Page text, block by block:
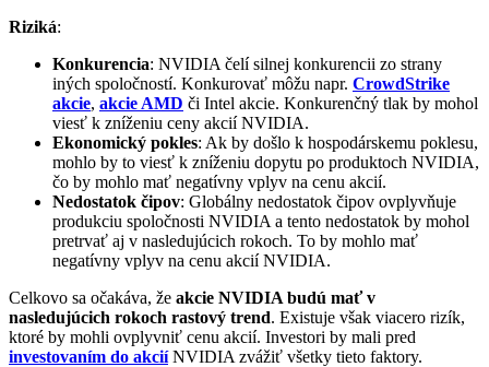
Riziká:
Konkurencia: NVIDIA čelí silnej konkurencii zo strany
iných spoločností. Konkurovať môžu napr. CrowdStrike
akcie, akcie AMD či Intel akcie. Konkurenčný tlak by mohol
viesť k zníženiu ceny akcií NVIDIA.
Ekonomický pokles: Ak by došlo k hospodárskemu poklesu,
mohlo by to viesť k zníženiu dopytu po produktoch NVIDIA,
čo by mohlo mať negatívny vplyv na cenu akcií.
Nedostatok čipov: Globálny nedostatok čipov ovplyvňuje
produkciu spoločnosti NVIDIA a tento nedostatok by mohol
pretrvať aj v nasledujúcich rokoch. To by mohlo mať
negatívny vplyv na cenu akcií NVIDIA.
Celkovo sa očakáva, že akcie NVIDIA budú mať v
nasledujúcich rokoch rastový trend. Existuje však viacero rizík,
ktoré by mohli ovplyvniť cenu akcií. Investori by mali pred
investovaním do akciíNVIDIA zvážiť všetky tieto faktory.